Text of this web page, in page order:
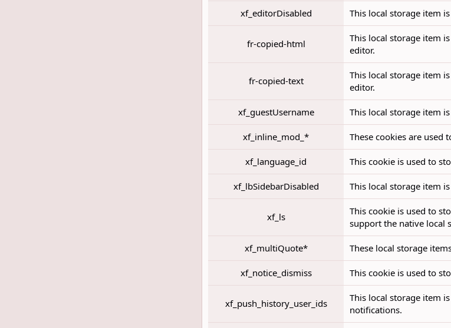
xf_editorDisabled This local storage item
fr-copied-html
This local storage item
editor.
fr-copied-text
This local storage item
editor.
xf_guestUsername This local storage item
xf_inline_mod_* These cookies are used
xf_language_id This cookie is used to
xf_lbSidebarDisabled This local storage item
xf_ls
This cookie is used to
support the native local
xf_multiQuote* These local storage
xf_notice_dismiss This cookie is used to
xf_push_history_user_ids
This local storage item
notifications.